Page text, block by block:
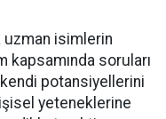
uzman isimlerin
soruları
potansiyellerini
yeteneklerine